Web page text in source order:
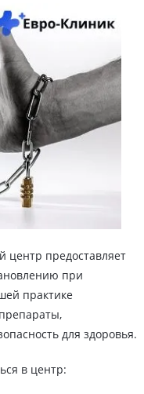
центр предоставляет
при
практике
для здоровья.
в центр: